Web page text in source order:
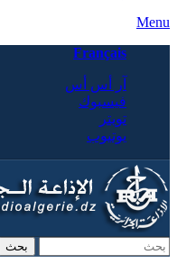
Menu
Français
آر أس أس
فيسبوك
تويتر
يوتيوب
‏بحث ‏